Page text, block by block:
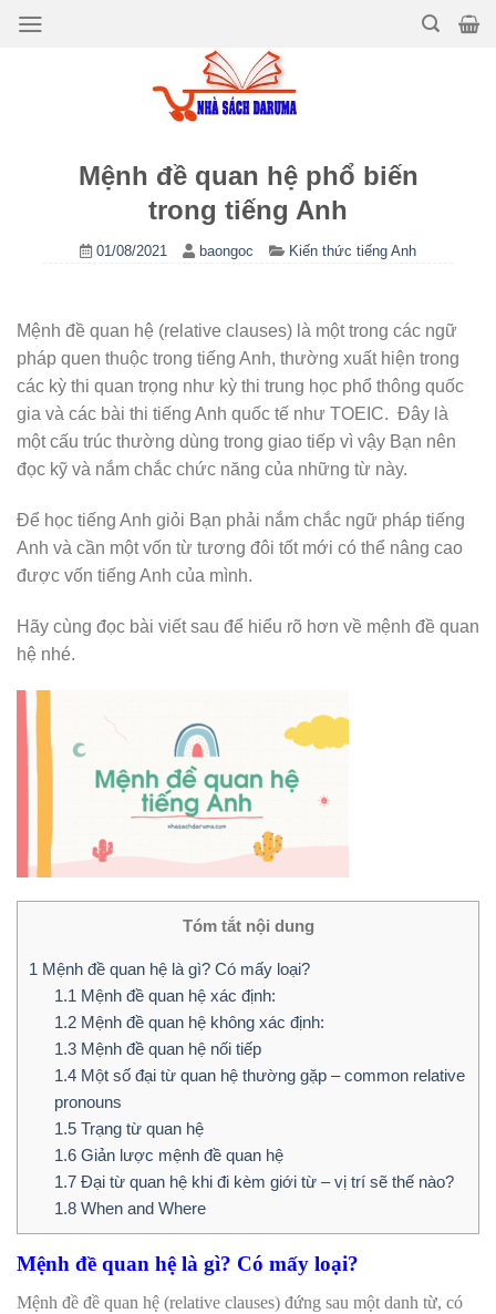
Bỏ
Mệnh đề quan hệ phổ biến
trong tiếng Anh
01/08/2021 baongoc Kiến thức tiếng Anh
Mệnh đề quan hệ (relative clauses) là một trong các ngữ
pháp quen thuộc trong tiếng Anh, thường xuất hiện trong
các kỳ thi quan trọng như kỳ thi trung học phổ thông quốc
gia và các bài thi tiếng Anh quốc tế như TOEIC. Đây là
một cấu trúc thường dùng trong giao tiếp vì vậy Bạn nên
đọc kỹ và nắm chắc chức năng của những từ này.
Để học tiếng Anh giỏi Bạn phải nắm chắc ngữ pháp tiếng
Anh và cần một vốn từ tương đôi tốt mới có thể nâng cao
được vốn tiếng Anh của mình.
Hãy cùng đọc bài viết sau để hiểu rõ hơn về mệnh đề quan
hệ nhé.
Tóm tắt nội dung
1 Mệnh đề quan hệ là gì? Có mấy loại?
1.1 Mệnh đề quan hệ xác định:
1.2Mệnh đề quan hệ không xác định:
1.3Mệnh đề quan hệ nối tiếp
1.4Một số đại từ quan hệ thường gặp – common relative
pronouns
1.5Trạng từ quan hệ
1.6Giản lược mệnh đề quan hệ
1.7Đại từ quan hệ khi đi kèm giới từ – vị trí sẽ thế nào?
1.8When and Where
Mệnh đề quan hệ là gì? Có mấy loại?
Mệnh đề đề quan hệ (relative clauses) đứng sau một danh từ, có